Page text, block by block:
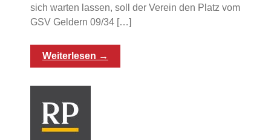
sich warten lassen, soll der Verein den Platz vom
GSV Geldern 09/34 […]
Weiterlesen →